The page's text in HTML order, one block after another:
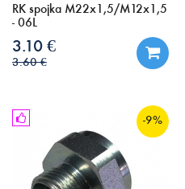
RK spojka M22x1,5/M12x1,5
- 06L
3.10 €
3.60 €
-9%